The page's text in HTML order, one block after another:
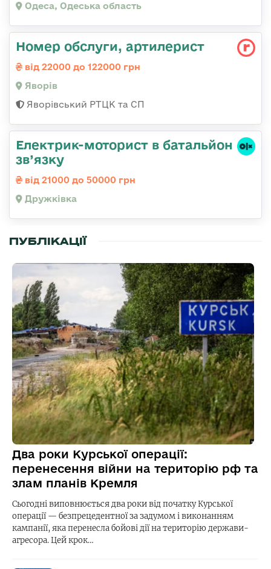
Одеса, Одеська область
Номер обслуги, артилерист
від 22000 до 122000 грн
Яворів
Яворівський РТЦК та СП
Електрик-моторист в батальйон
зв’язку
від 21000 до 50000 грн
Дружківка
ПУБЛІКАЦІЇ
Два роки Курської операції:
перенесення війни на територію рф та
злам планів Кремля
Сьогодні виповнюється два роки від початку Курської
операції — безпрецедентної за задумом і виконанням
кампанії, яка перенесла бойові дії на територію держави-
агресора. Цей крок…